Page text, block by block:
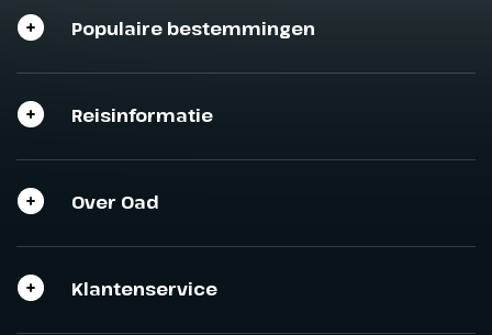
Populaire bestemmingen
Reisinformatie
Over Oad
Klantenservice